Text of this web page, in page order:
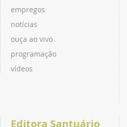
empregos
notícias
ouça ao vivo
programação
vídeos
Editora Santuário